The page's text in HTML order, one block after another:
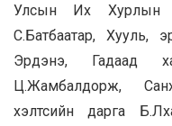
Улсын Их Хурлын
С.Батбаатар, Хууль,
Эрдэнэ, Гадаад
Ц.Жамбалдорж,
хэлтсийн дарга